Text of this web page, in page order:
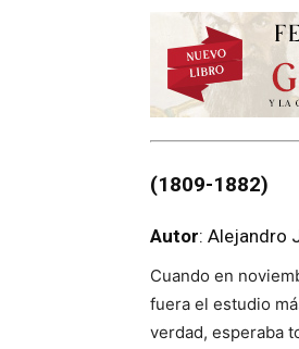
(1809-1882)
Autor: Alejandro
Cuando en
fuera el estudio
verdad, esperaba